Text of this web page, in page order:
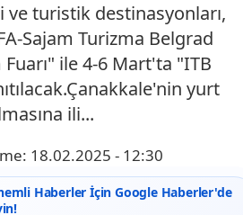
turistik destinasyonları,
Sajam Turizma Belgrad
ile 4-6 Mart'ta "ITB
yurt
ili...
18.02.2025 - 12:30
Haberler İçin Google Haberler'de